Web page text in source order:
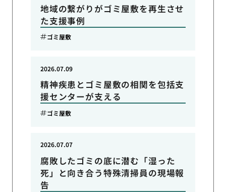
地域の繋がりがゴミ屋敷を再生させ
た支援事例
ゴミ屋敷
精神疾患とゴミ屋敷の相関を包括支
援センターが支える
2026.07.09
ゴミ屋敷
腐敗したゴミの底に潜む「湿った
死」と向き合う特殊清掃員の現場報
告
2026.07.07